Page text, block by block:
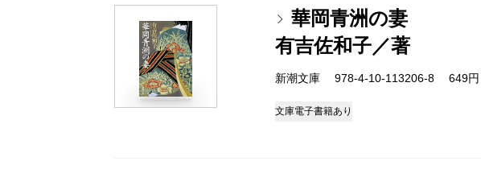
華岡青洲の妻
有吉佐和子／著
新潮文庫 978-4-10-113206-8 649
文庫電子書籍あり